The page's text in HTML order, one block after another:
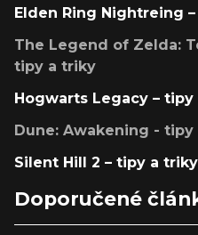
Elden Ring Nightreing
The Legend of Zelda:
tipy a triky
Hogwarts Legacy –
Dune: Awakening -
Silent Hill 2 – tipy a triky
Doporučené